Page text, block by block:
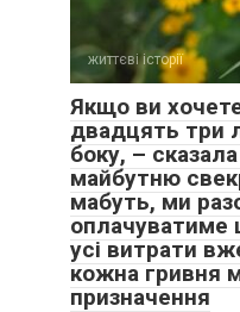
життєві історії
Якщо ви
двадцять три
боку, –
майбутню
мабуть, ми
оплачуватиме
усі витрати
кожна гривня
призначення